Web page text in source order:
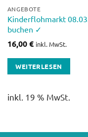
ANGEBOTE
Kinderflohmarkt
buchen ✓
16,00€ inkl. MwSt.
WEITERLESEN
inkl. 19 % MwSt.